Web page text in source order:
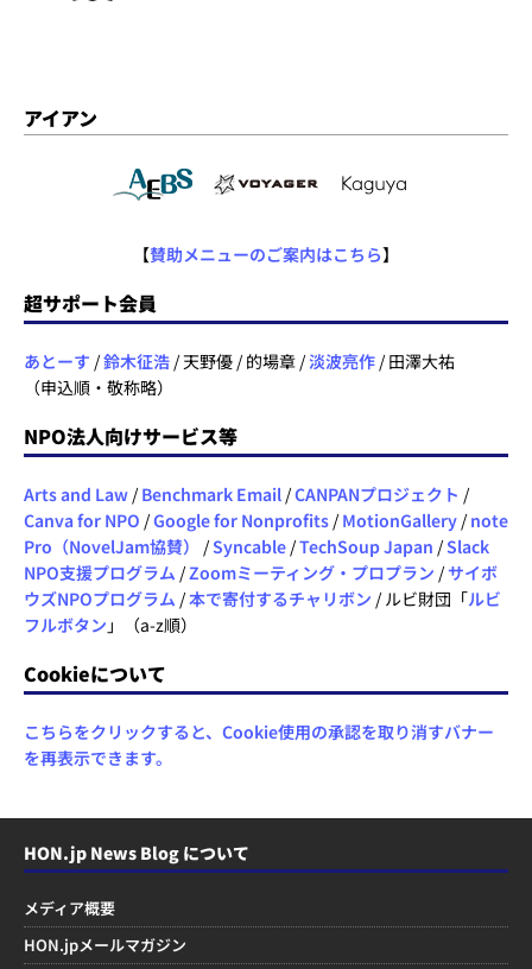
アイアン
【賛助メニューのご案内はこちら】
超サポート会員
あとーす /鈴木征浩 / 天野優 / 的場章 /淡波亮作 / 田澤大祐
（申込順・敬称略）
NPO法人向けサービス等
Arts and Law / Benchmark Email /CANPANプロジェクト /
Canva for NPO /Google for Nonprofits / MotionGallery / note
Pro（NovelJam協賛）
/Syncable /TechSoup Japan /Slack
NPO支援プログラム /Zoomミーティング・プロプラン /サイボ
ウズNPOプログラム /本で寄付するチャリボン / ルビ財団「ルビ
フルボタン 」（a-z順）
Cookieについて
こちらをクリックすると、Cookie使用の承認を取り消すバナー
を再表示できます。
HON.jp News Blog について
メディア概要
HON.jpメールマガジン